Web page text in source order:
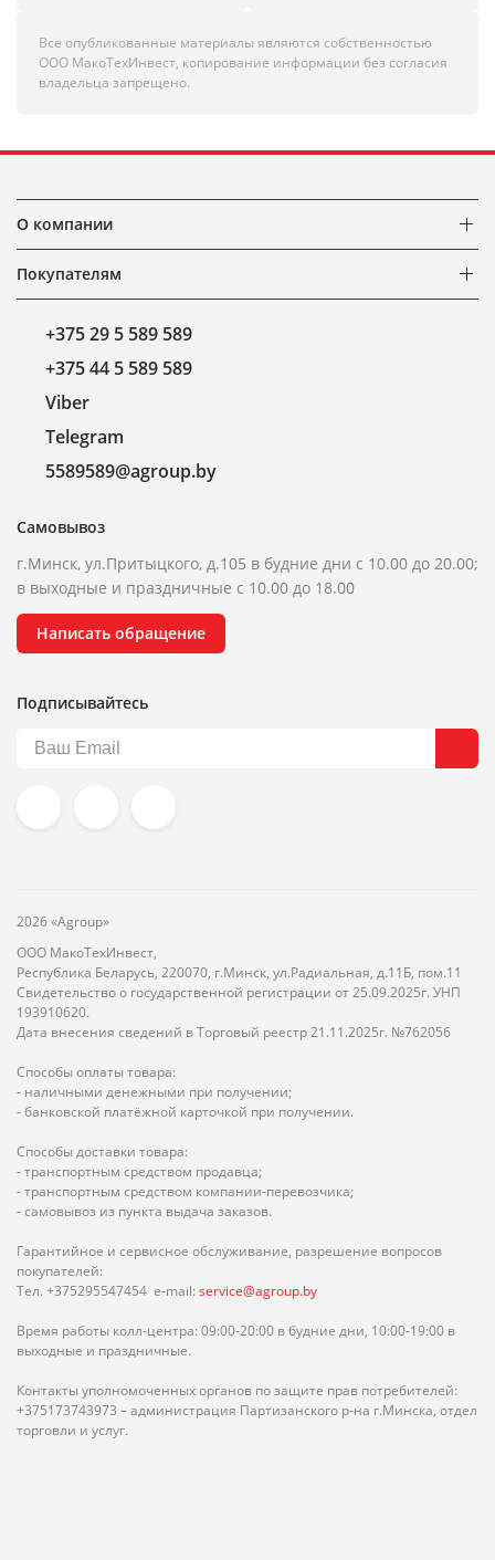
Все опубликованные материалы являются собственностью
ООО МакоТехИнвест, копирование информации без согласия
владельца запрещено.
О компании
Покупателям
+375 29 5 589 589
+375 44 5 589 589
Viber
Telegram
5589589@agroup.by
Самовывоз
г.Минск, ул.Притыцкого, д.105 в будние дни с 10.00 до 20.00;
в выходные и праздничные с 10.00 до 18.00
Написать обращение
Подписывайтесь
2026 «Agroup»
ООО МакоТехИнвест,
Республика Беларусь, 220070, г.Минск, ул.Радиальная, д.11Б, пом.11
Свидетельство о государственной регистрации от 25.09.2025г. УНП
193910620.
Дата внесения сведений в Торговый реестр 21.11.2025г. №762056
Способы оплаты товара:
- наличными денежными при получении;
- банковской платёжной карточкой при получении.
Способы доставки товара:
- транспортным средством продавца;
- транспортным средством компании-перевозчика;
- самовывоз из пункта выдача заказов.
Гарантийное и сервисное обслуживание, разрешение вопросов
покупателей:
Тел. +375295547454 e-mail: service@agroup.by
Время работы колл-центра: 09:00-20:00 в будние дни, 10:00-19:00 в
выходные и праздничные.
Контакты уполномоченных органов по защите прав потребителей:
+375173743973 – администрация Партизанского р-на г.Минска, отдел
торговли и услуг.